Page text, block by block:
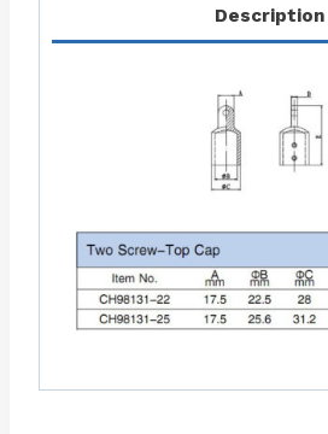
Description